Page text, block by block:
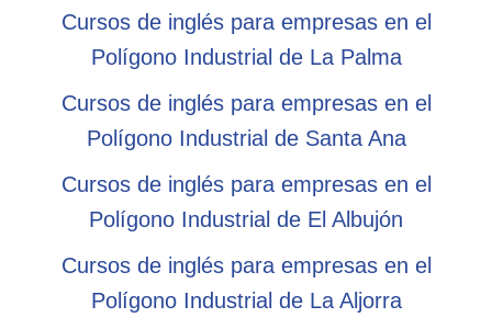
Cursos de inglés para empresas en el
Polígono Industrial de La Palma
Cursos de inglés para empresas en el
Polígono Industrial de Santa Ana
Cursos de inglés para empresas en el
Polígono Industrial de El Albujón
Cursos de inglés para empresas en el
Polígono Industrial de La Aljorra